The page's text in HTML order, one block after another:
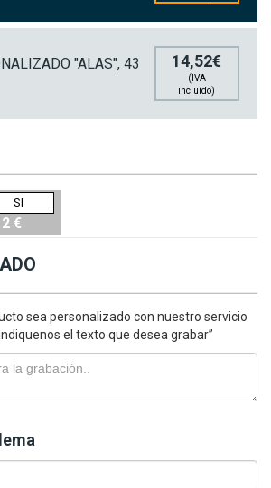
"ALAS", 43
14,52€
(IVA
incluído)
SI
€
sea personalizado con nuestro servicio
el texto que desea grabar”